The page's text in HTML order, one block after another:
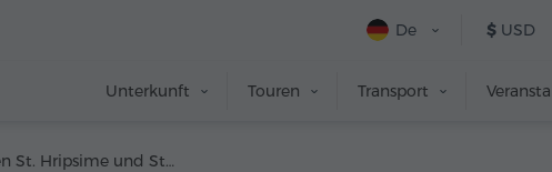
$ USD
De
Unterkunft Touren Transport
Kirchen St. Hripsime und St. Gayane, Mutterkathedrale von Etchmiadzin, Schatzkammer